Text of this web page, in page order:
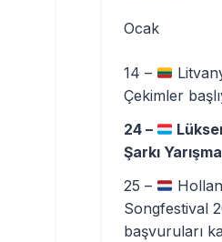
Ocak
14 –
Çekimler
24 –
Şarkı
25 –
Songfestival
başvuruları